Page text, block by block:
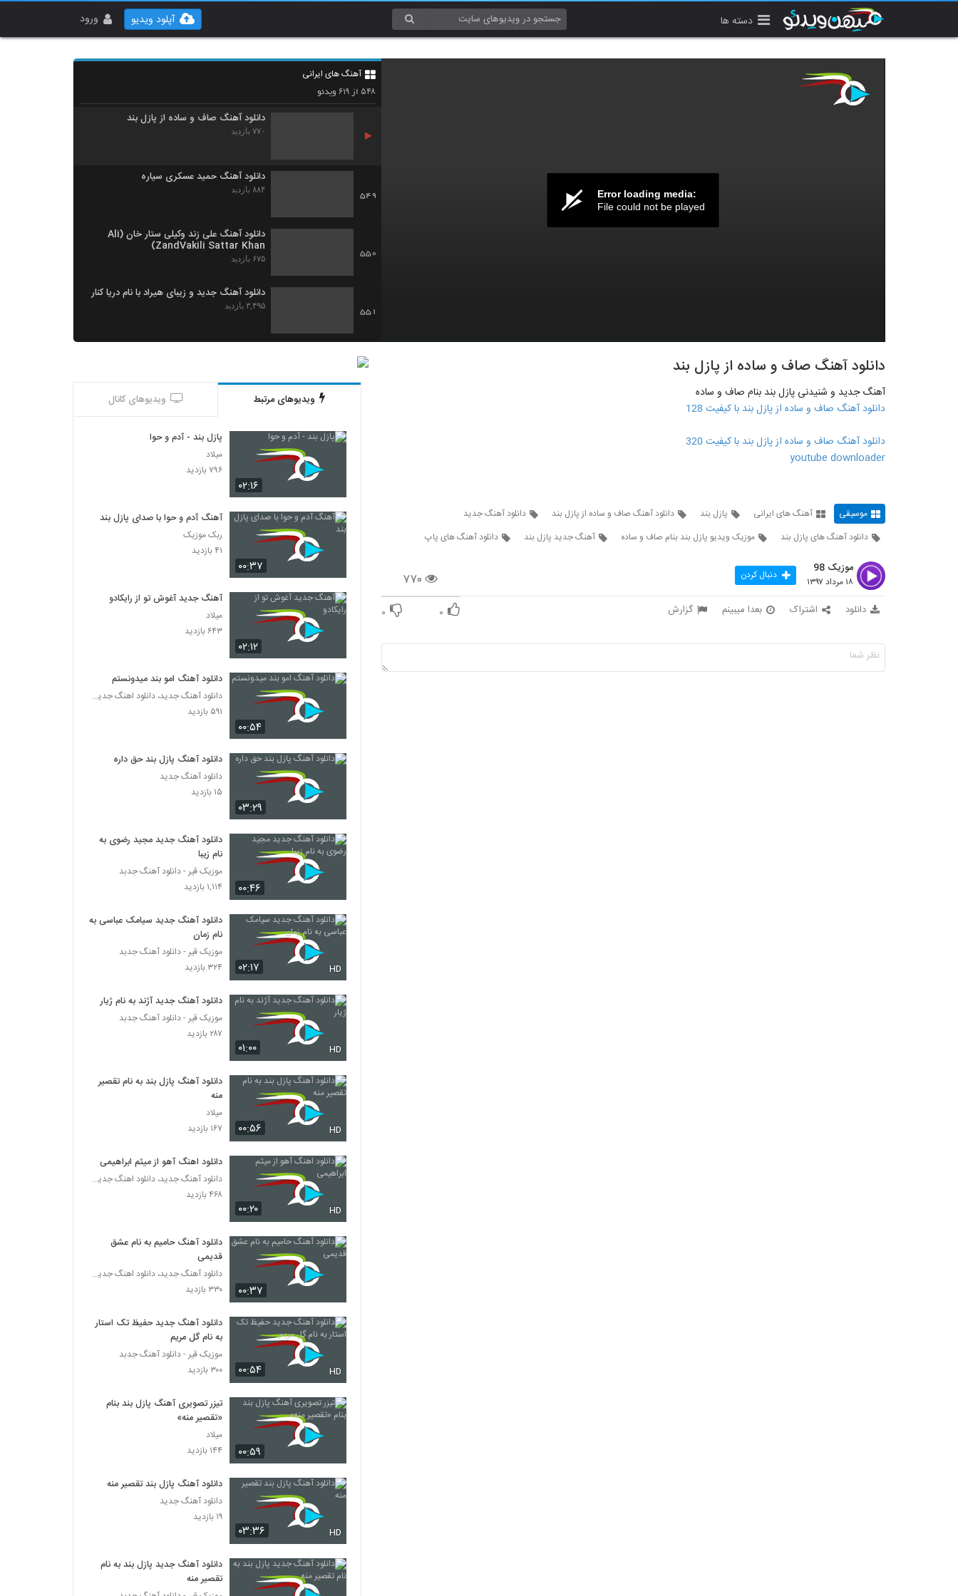
دسته ها ورود آپلود ویدیو
Error loading media:
File could not be played
آهنگ های ایرانی
۵۴۸ از ۶۱۹ویدئو
547
آهنگ مسعود صابری بنام خوب من
دانلود آهنگ صاف و ساده از پازل بند
۷۷۰ بازدید
549
دانلود آهنگ حمید عسکری سیاره
۸۸۴ بازدید
550
دانلود آهنگ علی زند وکیلی ستار خان (Ali
ZandVakili Sattar Khan)
۶۷۵ بازدید
551
دانلود آهنگ جدید و زیبای هیراد با نام دریا کنار
۳,۴۹۵ بازدید
552
آهنگ ولی رفت از آمین(پاپ)
آهنگ شهاب مظفری بنام ما باحالیم (رمیکس)
۱,۹۴۹ بازدید
دانلود آهنگ هونیاک عشق تو کی شد
۱,۱۵۲ بازدید
دانلود آهنگ جان جانان از امین غلامی به همراه
متن ترانه
آهنگ سپهر پیرهادی بنام دلخوشیم
۹۹۷ بازدید
دانلود آهنگ حسین صابری دوست دارم
آهنگ علی عرب تبار بنام زندگی
۱,۸۵۰ بازدید
دانلود آهنگ مهدی اسدی میمیرم برات
دانلود آهنگ جدید و زیبای شایان اشراقی با نام
مغرور
۱,۵۹۵ بازدید
موزیک زیبای مقصر از اشوان
۸۹۱ بازدید
۲,۷۶۲ بازدید
دانلود آهنگ غم تنهایی از امین بانی
۲,۹۱۲ بازدید
Kenaram Bemon)
۱,۸۳۷ بازدید
دانلود آهنگ امین بانی بگو کجایی (Amin bani
Bego Kojaei)
۲,۵۰۷ بازدید
مسعود سعیدی آهنگ دوست داشتن
۱,۲۶۷ بازدید
دانلود آهنگ محمد نجم تکمیله دنیام
(Mohammad Najm Takmile Donyam)
۱,۲۲۴ بازدید
بهداد عسگری آهنگ ساده
۷۵۹ بازدید
Mohsen Bahmani Begi Nagi
۱,۳۰۳ بازدید
آهنگ خندیدن تو از علی هاشمی(پاپ)
موزیک زیبای لیلای من از ایمان غلامی
۱,۸۵۰ بازدید
دانلود آهنگ تا ابد عاشقتم از امیرحسین نوشالی
به همراه متن ترانه
دانلود آهنگ صاف و ساده از پازل بند
آهنگ جدید و شنیدنی پازل بند بنام صاف و ساده
دانلود آهنگ صاف و ساده از پازل بند با کیفیت 128
دانلود آهنگ صاف و ساده از پازل بند با کیفیت 320
youtube downloader
موسیقی آهنگ های ایرانی پازل بند دانلود آهنگ صاف و ساده از پازل بند
دانلود آهنگ جدید
دانلود آهنگ های پازل بند
موزیک ویدیو پازل بند بنام صاف و ساده آهنگ جدید پازل بند دانلود آهنگ های پاپ
۷۷۰
موزیک 98
۱۸ مرداد ۱۳۹۷ دنبال کردن
دانلود اشتراک بعدا میبینم گزارش ۰ ۰
ویدیوهای مرتبط ویدیوهای کانال
۰۲:۱۶
پازل بند - آدم و حوا
میلاد
۷۹۶ بازدید
۰۰:۳۷
آهنگ آدم و حوا با صدای پازل بند
ربک موزیک
۴۱ بازدید
۰۲:۱۲
آهنگ جدید آغوش تو از رایکادو
میلاد
۶۴۳ بازدید
۰۰:۵۴
دانلود آهنگ امو بند میدونستم
دانلود آهنگ جدید، دانلود اهنگ جدید ایرانی
۵۹۱ بازدید
۰۳:۲۹
دانلود آهنگ پازل بند حق داره
دانلود آهنگ جدید
۱۵ بازدید
۰۰:۴۶
دانلود آهنگ جدید مجید رضوی به
نام زیبا
موزیک قیر - دانلود آهنگ جدبد
۱,۱۱۴ بازدید
۰۲:۱۷ HD
دانلود آهنگ جدید سیامک عباسی به
نام زمان
موزیک قیر - دانلود آهنگ جدبد
۳۲۴ بازدید
۰۱:۰۰ HD
دانلود آهنگ جدید آژند به نام ژیار
موزیک قیر - دانلود آهنگ جدبد
۲۸۷ بازدید
۰۰:۵۶ HD
دانلود آهنگ پازل بند به نام تقصیر
منه
میلاد
۱۶۷ بازدید
۰۰:۲۰ HD
دانلود اهنگ آهو از میثم ابراهیمی
دانلود آهنگ جدید، دانلود اهنگ جدید ایرانی
۴۶۸ بازدید
۰۰:۳۷
دانلود آهنگ حامیم به نام عشق
قدیمی
دانلود آهنگ جدید، دانلود اهنگ جدید ایرانی
۳۳۰ بازدید
۰۰:۵۴ HD
دانلود آهنگ جدید حفیظ تک استار
به نام گل مریم
موزیک قیر - دانلود آهنگ جدبد
۳۰۰ بازدید
۰۰:۵۹
تیزر تصویری آهنگ پازل بند بنام
«تقصیر منه»
میلاد
۱۴۴ بازدید
۰۳:۳۶ HD
دانلود آهنگ پازل بند تقصیر منه
دانلود آهنگ جدید
۱۹ بازدید
دانلود آهنگ جدید پازل بند به نام
تقصیر منه